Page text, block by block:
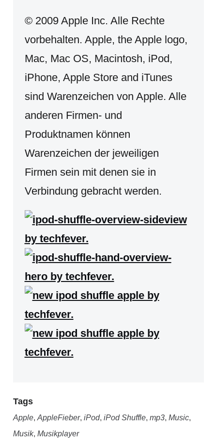
© 2009 Apple Inc. Alle Rechte
vorbehalten. Apple, the Apple logo,
Mac, Mac OS, Macintosh, iPod,
iPhone, Apple Store and iTunes
sind Warenzeichen von Apple. Alle
anderen Firmen- und
Produktnamen können
Warenzeichen der jeweiligen
Firmen sein mit denen sie in
Verbindung gebracht werden.
Tags
Apple, AppleFieber, iPod, iPod Shuffle, mp3, Music,
Musik, Musikplayer